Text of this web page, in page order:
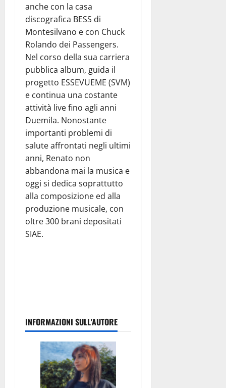
anche con la casa
discografica BESS di
Montesilvano e con Chuck
Rolando dei Passengers.
Nel corso della sua carriera
pubblica album, guida il
progetto ESSEVUEME (SVM)
e continua una costante
attività live fino agli anni
Duemila. Nonostante
importanti problemi di
salute affrontati negli ultimi
anni, Renato non
abbandona mai la musica e
oggi si dedica soprattutto
alla composizione ed alla
produzione musicale, con
oltre 300 brani depositati
SIAE.
INFORMAZIONI SULL'AUTORE